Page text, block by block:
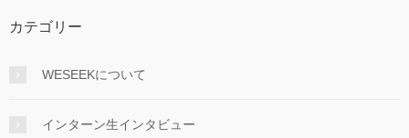
カテゴリー
WESEEKについて
インターン生インタビュー